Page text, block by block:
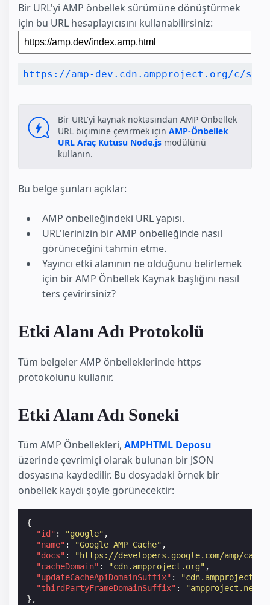
Bir URL'yi AMP önbellek sürümüne dönüştürmek
için bu URL hesaplayıcısını kullanabilirsiniz:
Bir URL'yi kaynak noktasından AMP Önbellek
URL biçimine çevirmek için AMP-Önbellek
URL Araç Kutusu Node.js modülünü
kullanın.
Bu belge şunları açıklar:
AMP önbelleğindeki URL yapısı.
URL'lerinizin bir AMP önbelleğinde nasıl
görüneceğini tahmin etme.
Yayıncı etki alanının ne olduğunu belirlemek
için bir AMP Önbellek Kaynak başlığını nasıl
ters çevirirsiniz?
Etki Alanı Adı Protokolü
Tüm belgeler AMP önbelleklerinde https
protokolünü kullanır.
Etki Alanı Adı Soneki
Tüm AMP Önbellekleri, AMPHTML Deposu
üzerinde çevrimiçi olarak bulunan bir JSON
dosyasına kaydedilir. Bu dosyadaki örnek bir
önbellek kaydı şöyle görünecektir:
{
"id" : "google" ,
"name" : "Google AMP Cache" ,
"docs" :
"https://developers.google.com/amp/
"cacheDomain" : "cdn.ampproject.org" ,
"updateCacheApiDomainSuffix" :
"thirdPartyFrameDomainSuffix" :
"ampproject.net"
},